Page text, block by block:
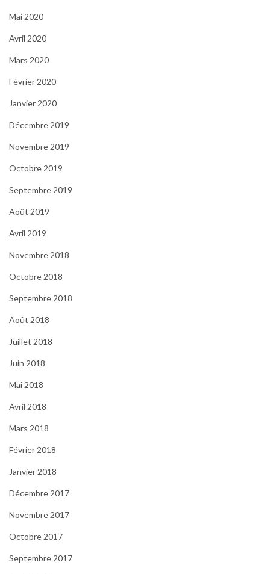
Mai 2020
Avril 2020
Mars 2020
Février 2020
Janvier 2020
Décembre 2019
Novembre 2019
Octobre 2019
Septembre 2019
Août 2019
Avril 2019
Novembre 2018
Octobre 2018
Septembre 2018
Août 2018
Juillet 2018
Juin 2018
Mai 2018
Avril 2018
Mars 2018
Février 2018
Janvier 2018
Décembre 2017
Novembre 2017
Octobre 2017
Septembre 2017